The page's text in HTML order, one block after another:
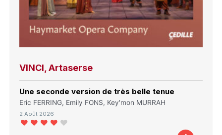
VINCI, Artaserse
Une seconde version de très belle tenue
Eric FERRING, Emily FONS, Key'mon MURRAH
2 Août 2026